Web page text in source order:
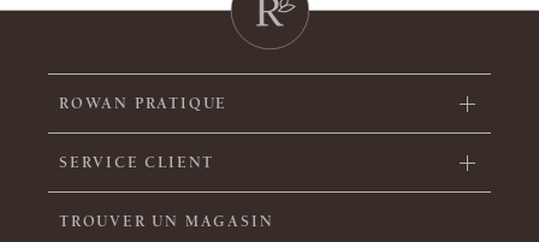
ROWAN PRATIQUE
SERVICE CLIENT
TROUVER UN MAGASIN